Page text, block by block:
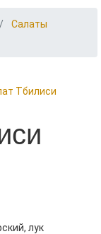
Салаты
лук